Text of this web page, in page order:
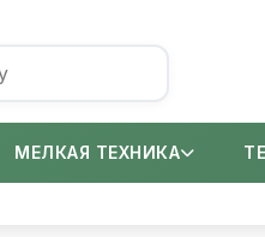
МЕЛКАЯ ТЕХНИКА